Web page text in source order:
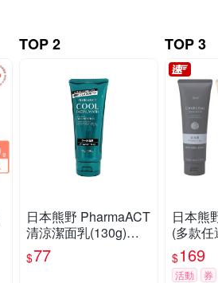
TOP 2
日本熊野 PharmaACT
清涼潔面乳(130g)
【小三美日】
$77
TOP 3
日本熊
(多款任
$169
活動 券